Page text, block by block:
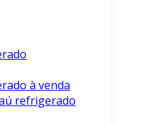
à venda
refrigerado